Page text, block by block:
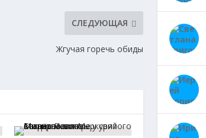
СЛЕДУЮЩАЯ
Жгучая горечь обиды